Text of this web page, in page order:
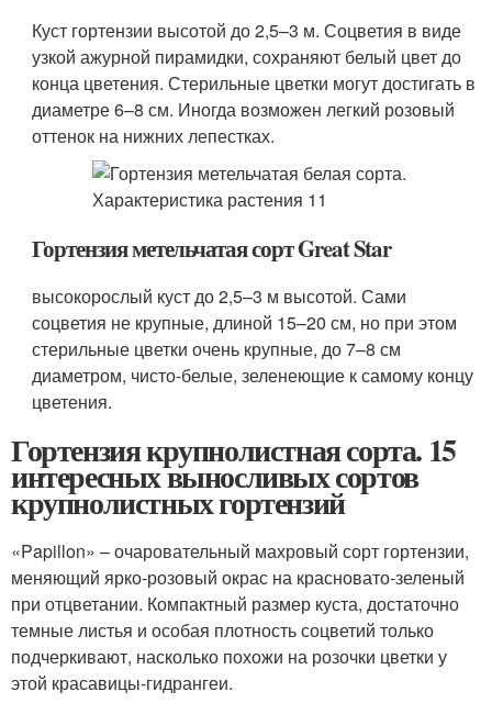
Куст гортензии высотой до 2,5–3 м. Соцветия в виде
узкой ажурной пирамидки, сохраняют белый цвет до
конца цветения. Стерильные цветки могут достигать в
диаметре 6–8 см. Иногда возможен легкий розовый
оттенок на нижних лепестках.
Гортензия метельчатая сорт Great Star
высокорослый куст до 2,5–3 м высотой. Сами
соцветия не крупные, длиной 15–20 см, но при этом
стерильные цветки очень крупные, до 7–8 см
диаметром, чисто-белые, зеленеющие к самому концу
цветения.
Гортензия крупнолистная сорта. 15
интересных выносливых сортов
крупнолистных гортензий
«Papillon» – очаровательный махровый сорт гортензии,
меняющий ярко-розовый окрас на красновато-зеленый
при отцветании. Компактный размер куста, достаточно
темные листья и особая плотность соцветий только
подчеркивают, насколько похожи на розочки цветки у
этой красавицы-гидрангеи.